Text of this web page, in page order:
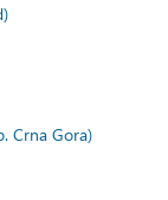
Crna Gora)